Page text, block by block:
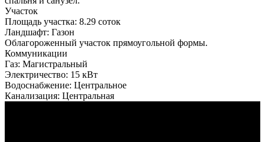
Участок
Площадь участка: 8.29 соток
Ландшафт: Газон
Облагороженный участок прямоугольной формы.
Коммуникации
Газ: Магистральный
Электричество: 15 кВт
Водоснабжение: Центральное
Канализация: Центральная